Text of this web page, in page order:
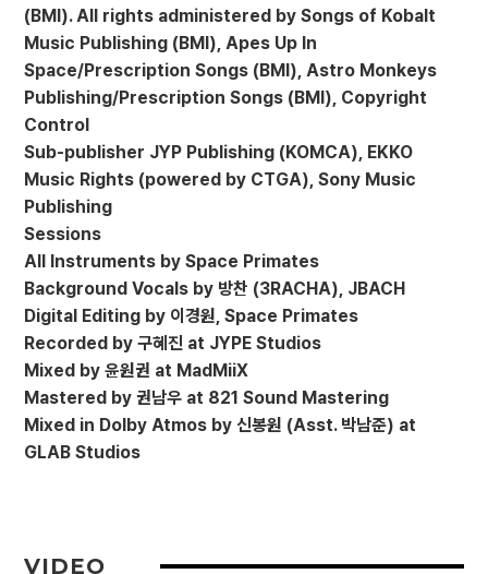
(BMI). All rights administered by Songs of Kobalt
Music Publishing (BMI), Apes Up In
Space/Prescription Songs (BMI), Astro Monkeys
Publishing/Prescription Songs (BMI), Copyright
Control
Sub-publisher JYP Publishing (KOMCA), EKKO
Music Rights (powered by CTGA), Sony Music
Publishing
Sessions
All Instruments by Space Primates
Background Vocals by 방찬 (3RACHA), JBACH
Digital Editing by 이경원, Space Primates
Recorded by 구혜진 at JYPE Studios
Mixed by 윤원권 at MadMiiX
Mastered by 권남우 at 821 Sound Mastering
Mixed in Dolby Atmos by 신봉원 (Asst. 박남준) at
VIDEO